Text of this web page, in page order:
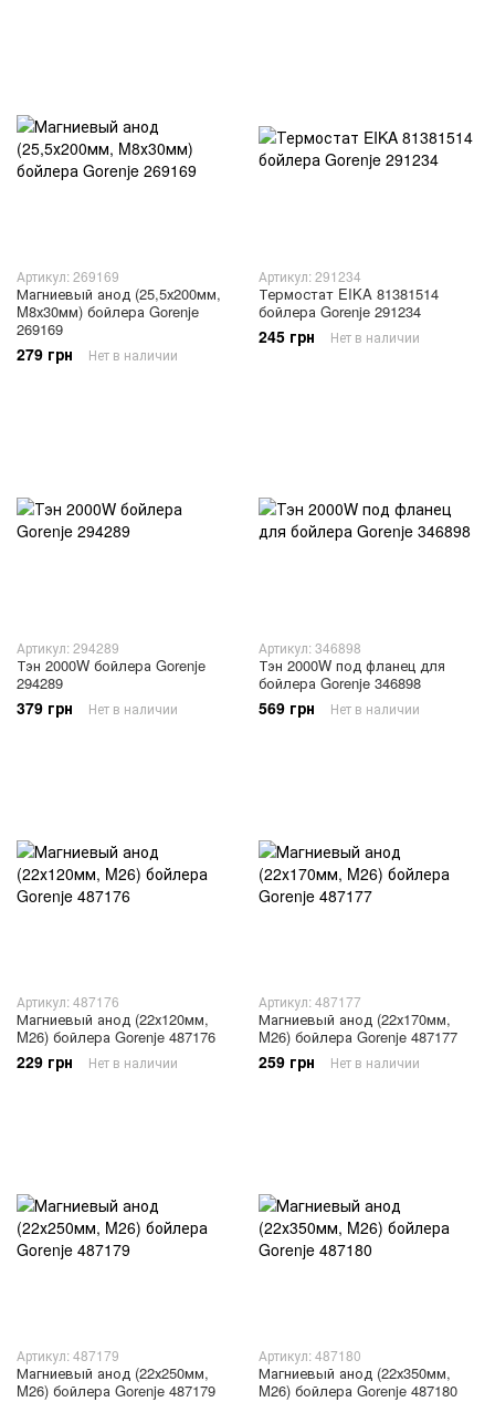
Артикул: 269169
Магниевый анод (25,5х200мм,
M8х30мм) бойлера Gorenje
269169
279 грн Нет в наличии
Артикул: 291234
Термостат EIKA 81381514
бойлера Gorenje 291234
245 грн Нет в наличии
Артикул: 294289
Тэн 2000W бойлера Gorenje
294289
379 грн Нет в наличии
Артикул: 346898
Тэн 2000W под фланец для
бойлера Gorenje 346898
569 грн Нет в наличии
Артикул: 487176
Магниевый анод (22х120мм,
M26) бойлера Gorenje 487176
229 грн Нет в наличии
Артикул: 487177
Магниевый анод (22х170мм,
M26) бойлера Gorenje 487177
259 грн Нет в наличии
Артикул: 487179
Магниевый анод (22х250мм,
M26) бойлера Gorenje 487179
Артикул: 487180
Магниевый анод (22х350мм,
M26) бойлера Gorenje 487180